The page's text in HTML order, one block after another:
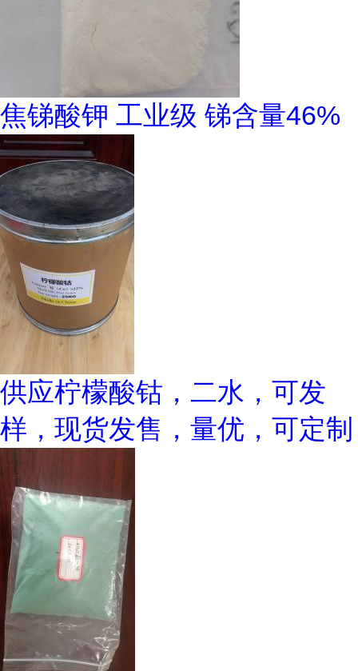
焦锑酸钾 工业级 锑含量46%
供应柠檬酸钴，二水，可发
样，现货发售，量优，可定制